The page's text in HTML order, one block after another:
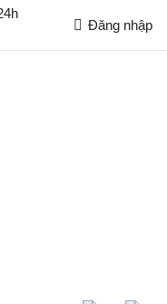
Đăng nhập